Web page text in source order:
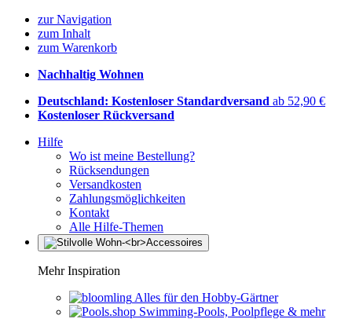
zur Navigation
zum Inhalt
zum Warenkorb
Nachhaltig Wohnen
Deutschland: Kostenloser Standardversand ab 52,90 €
Kostenloser Rückversand
Hilfe
Wo ist meine Bestellung?
Rücksendungen
Versandkosten
Zahlungsmöglichkeiten
Kontakt
Alle Hilfe-Themen
Mehr Inspiration
Alles für den Hobby-Gärtner
Swimming-Pools, Poolpflege & mehr